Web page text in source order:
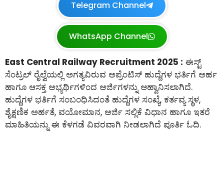
Telegram Channel
WhatsApp Channel
East Central Railway Recruitment 2025 : ಈಸ್ಟ್
ಸೆಂಟ್ರಲ್ ರೈಲ್ವೆಯಲ್ಲಿ ಅಗತ್ಯವಿರುವ ಅಪ್ರೆಂಟಿಸ್ ಹುದ್ದೆಗಳ ಭರ್ತಿಗೆ ಅರ್ಹ
ಹಾಗೂ ಆಸಕ್ತ ಅಭ್ಯರ್ಥಿಗಳಿಂದ ಅರ್ಜಿಗಳನ್ನು ಆಹ್ವಾನಿಸಲಾಗಿದೆ.
ಹುದ್ದೆಗಳ ಭರ್ತಿಗೆ ಸಂಬಂಧಿಸಿದಂತೆ ಹುದ್ದೆಗಳ ಸಂಖ್ಯೆ, ಕರ್ತವ್ಯ ಸ್ಥಳ,
ಶೈಕ್ಷಣಿಕ ಅರ್ಹತೆ, ವಯೋಮಾನ, ಅರ್ಜಿ ಸಲ್ಲಿಕೆ ವಿಧಾನ ಹಾಗೂ ಇತರೆ
ಮಾಹಿತಿಯನ್ನು ಈ ಕೆಳಗಡೆ ವಿವರವಾಗಿ ನೀಡಲಾಗಿದೆ ಪೂರ್ತಿ ಓದಿ.